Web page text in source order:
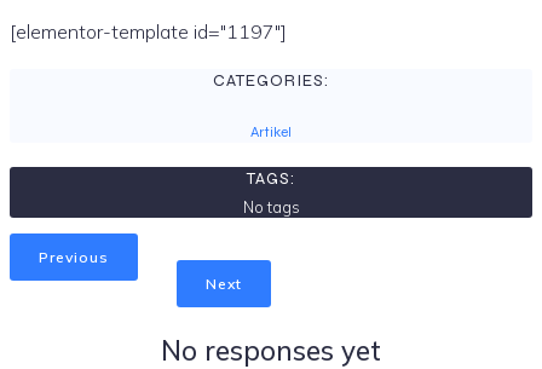
[elementor-template id="1197"]
CATEGORIES:
Artikel
TAGS:
No tags
Previous
Next
No responses yet